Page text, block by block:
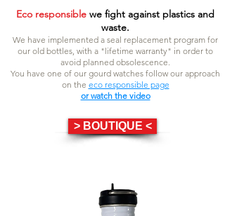
Eco responsible we fight against plastics and
waste.
We have implemented a seal replacement program for
our old bottles, with a "lifetime warranty" in order to
avoid planned obsolescence.
You have one of our gourd watches follow our approach
on the eco responsible page
or watch the video
> BOUTIQUE <